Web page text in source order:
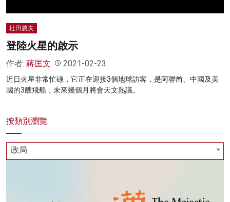
杜田農夫
登陸火星的啟示
作者: 蔣匡文 2021-02-23
近日火星非常忙碌，它正在迎接3個地球訪客，是阿聯酋、中國及美
國的3艘飛船，未來幾個月將會天文熱議。
按類別瀏覽
政局